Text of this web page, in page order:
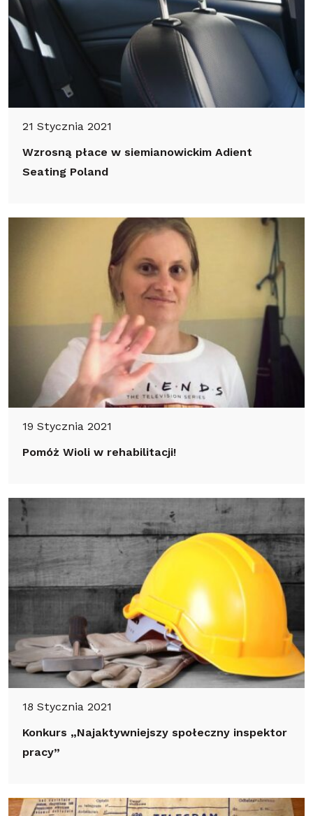
21 Stycznia 2021
Wzrosną płace w siemianowickim Adient
Seating Poland
19 Stycznia 2021
Pomóż Wioli w rehabilitacji!
18 Stycznia 2021
Konkurs „Najaktywniejszy społeczny inspektor
pracy”